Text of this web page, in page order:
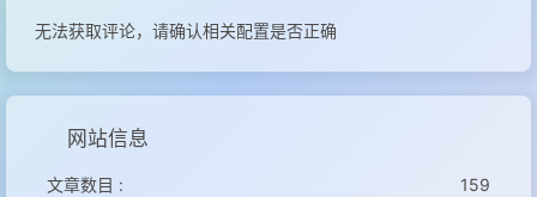
无法获取评论，请确认相关配置是否正确
网站信息
文章数目 :
159